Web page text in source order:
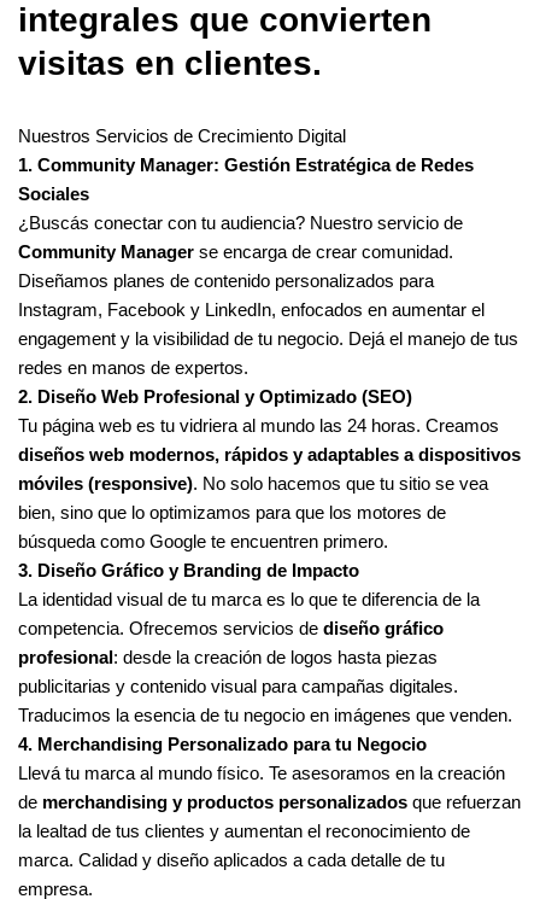
integrales que convierten
visitas en clientes.
Nuestros Servicios de Crecimiento Digital
1. Community Manager: Gestión Estratégica de Redes
Sociales
¿Buscás conectar con tu audiencia? Nuestro servicio de
Community Manager se encarga de crear comunidad.
Diseñamos planes de contenido personalizados para
Instagram, Facebook y LinkedIn, enfocados en aumentar el
engagement y la visibilidad de tu negocio. Dejá el manejo de tus
redes en manos de expertos.
2. Diseño Web Profesional y Optimizado (SEO)
Tu página web es tu vidriera al mundo las 24 horas. Creamos
diseños web modernos, rápidos y adaptables a dispositivos
móviles (responsive). No solo hacemos que tu sitio se vea
bien, sino que lo optimizamos para que los motores de
búsqueda como Google te encuentren primero.
3. Diseño Gráfico y Branding de Impacto
La identidad visual de tu marca es lo que te diferencia de la
competencia. Ofrecemos servicios de diseño gráfico
profesional: desde la creación de logos hasta piezas
publicitarias y contenido visual para campañas digitales.
Traducimos la esencia de tu negocio en imágenes que venden.
4. Merchandising Personalizado para tu Negocio
Llevá tu marca al mundo físico. Te asesoramos en la creación
de merchandising y productos personalizados que refuerzan
la lealtad de tus clientes y aumentan el reconocimiento de
marca. Calidad y diseño aplicados a cada detalle de tu
empresa.